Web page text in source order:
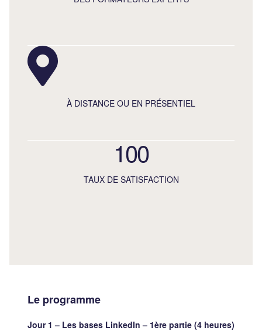
À DISTANCE OU EN PRÉSENTIEL
100
TAUX DE SATISFACTION
Le programme
Jour 1 – Les bases LinkedIn – 1ère partie (4 heures)